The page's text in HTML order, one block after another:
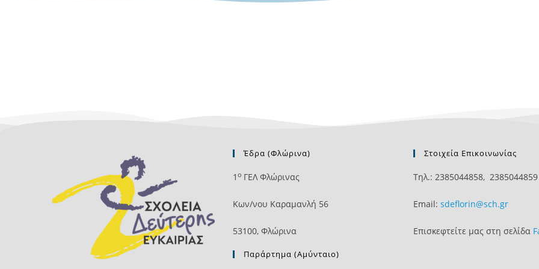
Έδρα (Φλώρινα)
1 ο ΓΕΛ Φλώρινας
Kων/νου Καραμανλή 56
53100, Φλώρινα
Παράρτημα (Αμύνταιο)
Στοιχεία Επικοινωνίας
Τηλ.: 2385044858, 2385044859
Email: sdeflorin@sch.gr
Επισκεφτείτε μας στη σελίδα